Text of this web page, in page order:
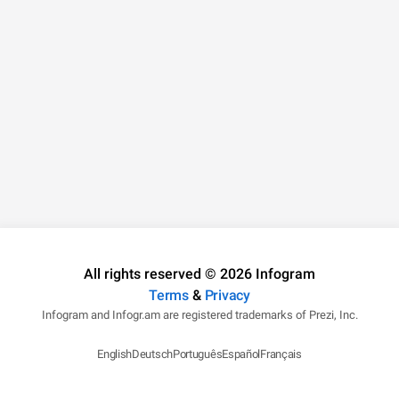
All rights reserved © 2026 Infogram
Terms& Privacy
Infogram and Infogr.am are registered trademarks of Prezi, Inc.
EnglishDeutschPortuguêsEspañolFrançais